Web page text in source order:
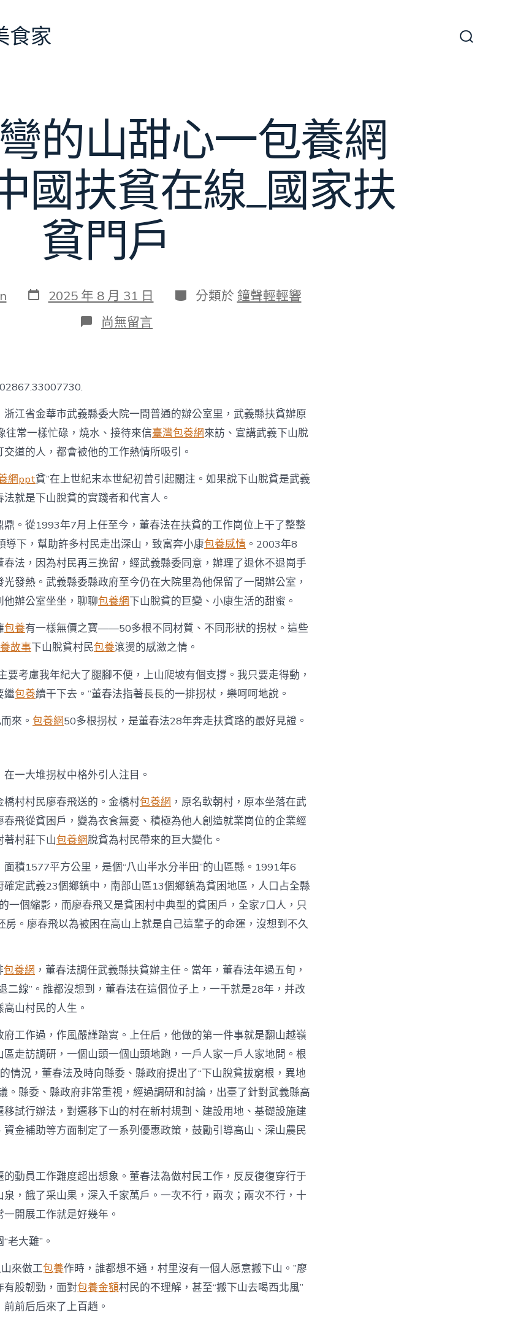
食家
的山甜心一包養網
國扶貧在線_國家扶
貧門戶
發
表
2025 年 8 月 31 日 分
類
分類於 鐘聲輕輕響
在
〈奔
山
甜
心
一
包
網
路
上……
_
中
國
扶
貧
在
線
_
家
扶
貧
門
戶〉
中
尚無留言
江省金華市武義縣委大院一間普通的辦公室里，武義縣扶貧辦原
往常一樣忙碌，燒水、接待來信臺灣包養網來訪、宣講武義下山脫
道的人，都會被他的工作熱情所吸引。
網ppt貧”在上世紀末本世紀初曾引起關注。如果說下山脫貧是武義
就是下山脫貧的實踐者和代言人。
鼎。從1993年7月上任至今，董春法在扶貧的工作崗位上干了整整
導下，幫助許多村民走出深山，致富奔小康包養感情 。2003年8
法，因為村民再三挽留，經武義縣委同意，辦理了退休不退崗手
發熱。武義縣委縣政府至今仍在大院里為他保留了一間辦公室，
辦公室坐坐，聊聊包養網下山脫貧的巨變、小康生活的甜蜜。
包養有一樣無價之寶——50多根不同材質、不同形狀的拐杖。這些
故事下山脫貧村民包養滾燙的感激之情。
要考慮我年紀大了腿腳不便，上山爬坡有個支撐。我只要走得動，
繼包養續干下去。”董春法指著長長的一排拐杖，樂呵呵地說。
來。 包養網50多根拐杖，是董春法28年奔走扶貧路的最好見證。
一大堆拐杖中格外引人注目。
村村民廖春飛送的。金橋村包養網 ，原名軟朝村，原本坐落在武
飛從貧困戶，變為衣食無憂、積極為他人創造就業崗位的企業經
著村莊下山包養網脫貧為村民帶來的巨大變化。
積1577平方公里，是個“八山半水分半田”的山區縣。1991年6
定武義23個鄉鎮中，南部山區13個鄉鎮為貧困地區，人口占全縣
一個縮影，而廖春飛又是貧困村中典型的貧困戶，全家7口人，只
房。廖春飛以為被困在高山上就是自己這輩子的命運，沒想到不久
包養網 ，董春法調任武義縣扶貧辦主任。當年，董春法年過五旬，
二線”。誰都沒想到，董春法在這個位子上，一干就是28年，并改
山村民的人生。
工作過，作風嚴謹踏實。上任后，他做的第一件事就是翻山越嶺
走訪調研，一個山頭一個山頭地跑，一戶人家一戶人家地問。根
情況，董春法及時向縣委、縣政府提出了“下山脫貧拔窮根，異地
。縣委、縣政府非常重視，經過調研和討論，出臺了針對武義縣高
試行辦法，對遷移下山的村在新村規劃、建設用地、基礎設施建
資金補助等方面制定了一系列優惠政策，鼓勵引導高山、深山農民
動員工作難度超出想象。董春法為做村民工作，反反復復穿行于
，餓了采山果，深入千家萬戶。一次不行，兩次；兩次不行，十
開展工作就是好幾年。
老大難”。
來做工包養作時，誰都想不通，村里沒有一個人愿意搬下山。”廖
股韌勁，面對包養金額村民的不理解，甚至“搬下山去喝西北風”
前后后來了上百趟。